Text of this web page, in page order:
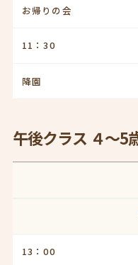
お帰りの会
11：30
降園
午後クラス ４～5
13：00